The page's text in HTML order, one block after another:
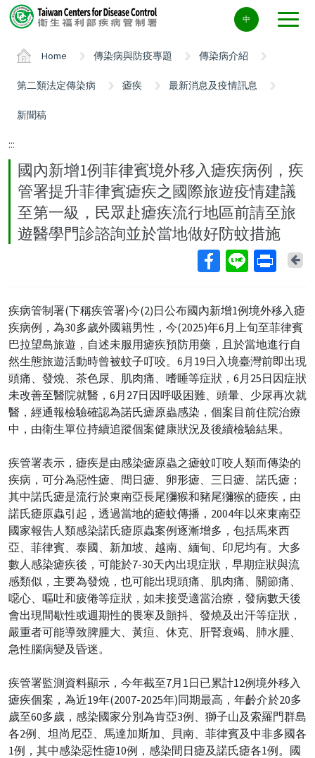
Center
block
中
Home 傳染病與防疫專題 傳染病介紹
第二類法定傳染病 瘧疾 最新消息及疫情訊息
新聞稿
:::
國內新增1例菲律賓境外移入瘧疾病例，疾
管署提升菲律賓瘧疾之國際旅遊疫情建議
至第一級，民眾赴瘧疾流行地區前請至旅
遊醫學門診諮詢並於當地做好防蚊措施
疾病管制署(下稱疾管署)今(2)日公布國內新增1例境外移入瘧
疾病例，為30多歲外國籍男性，今(2025)年6月上旬至菲律賓
巴拉望島旅遊，自述未服用瘧疾預防用藥，且於當地進行自
然生態旅遊活動時曾被蚊子叮咬。6月19日入境臺灣前即出現
頭痛、發燒、茶色尿、肌肉痛、嗜睡等症狀，6月25日因症狀
未改善至醫院就醫，6月27日因呼吸困難、頭暈、少尿再次就
醫，經通報檢驗確認為諾氏瘧原蟲感染，個案目前住院治療
中，由衛生單位持續追蹤個案健康狀況及後續檢驗結果。
疾管署表示，瘧疾是由感染瘧原蟲之瘧蚊叮咬人類而傳染的
疾病，可分為惡性瘧、間日瘧、卵形瘧、三日瘧、諾氏瘧；
其中諾氏瘧是流行於東南亞長尾獼猴和豬尾獼猴的瘧疾，由
諾氏瘧原蟲引起，透過當地的瘧蚊傳播，2004年以來東南亞
國家報告人類感染諾氏瘧原蟲案例逐漸增多，包括馬來西
亞、菲律賓、泰國、新加坡、越南、緬甸、印尼均有。大多
數人感染瘧疾後，可能於7-30天內出現症狀，早期症狀與流
感類似，主要為發燒，也可能出現頭痛、肌肉痛、關節痛、
噁心、嘔吐和疲倦等症狀，如未接受適當治療，發病數天後
會出現間歇性或週期性的畏寒及顫抖、發燒及出汗等症狀，
嚴重者可能導致脾腫大、黃疸、休克、肝腎衰竭、肺水腫、
急性腦病變及昏迷。
疾管署監測資料顯示，今年截至7月1日已累計12例境外移入
瘧疾個案，為近19年(2007-2025年)同期最高，年齡介於20多
歲至60多歲，感染國家分別為肯亞3例、獅子山及索羅門群島
各2例、坦尚尼亞、馬達加斯加、貝南、菲律賓及中非多國各
1例，其中感染惡性瘧10例，感染間日瘧及諾氏瘧各1例。國